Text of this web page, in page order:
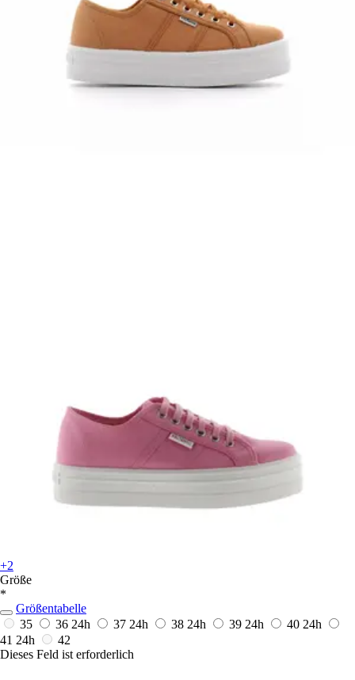
+2
Größe
*
Größentabelle
35
36 24h 37 24h 38 24h 39 24h 40 24h
41 24h
42
Dieses Feld ist erforderlich